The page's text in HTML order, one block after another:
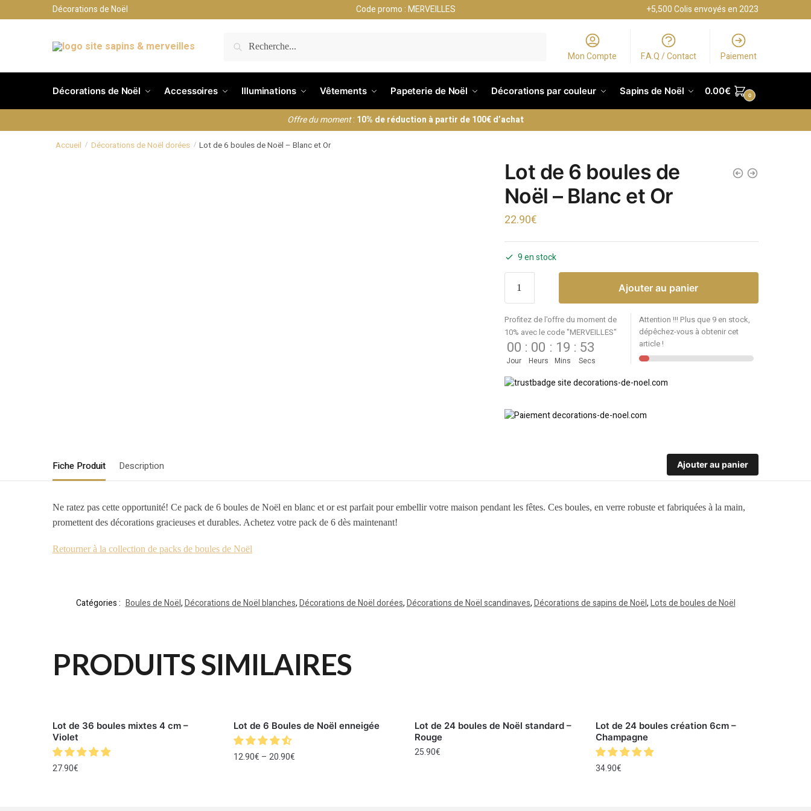
Décorations de Noël Code promo : MERVEILLES +5,500 Colis envoyés en 2023
RECHERCHE
Mon Compte F.A.Q / Contact Paiement
Décorations de Noël Accessoires Illuminations Vêtements Papeterie de Noël Décorations par couleur Sapins de Noël 0.00€ 0
Offre du moment: 10% de réduction à partir de 100€ d’achat
Accueil / Décorations de Noël dorées / Lot de 6 boules de Noël – Blanc et Or
Lot de 6 boules de
Noël – Blanc et Or
22.90€
9 en stock
Ajouter au panier
Profitez de l'offre du moment de
10% avec le code "MERVEILLES"
00
Jour
: 00
Heurs
: 19
Mins
: 53
Secs
Attention !!! Plus que 9 en stock,
dépêchez-vous à obtenir cet
article !
Fiche Produit Description Ajouter au panier
Ne ratez pas cette opportunité! Ce pack de 6 boules de Noël en blanc et or est parfait pour embellir votre maison pendant les fêtes. Ces boules, en verre robuste et fabriquées à la main,
promettent des décorations gracieuses et durables. Achetez votre pack de 6 dès maintenant!
Retourner à la collection de packs de boules de Noël
Catégories : Boules de Noël,Décorations de Noël blanches,Décorations de Noël dorées,Décorations de Noël scandinaves,Décorations de sapins de Noël,Lots de boules de Noël
PRODUITS SIMILAIRES
Lot de 36 boules mixtes 4 cm –
Violet
27.90€
Lot de 6 Boules de Noël enneigée
12.90€ – 20.90€
Lot de 24 boules de Noël standard –
Rouge
25.90€
Lot de 24 boules création 6cm –
Champagne
34.90€